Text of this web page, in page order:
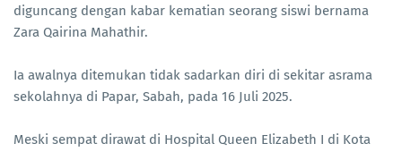
diguncang dengan kabar kematian seorang siswi bernama
Zara Qairina Mahathir.
Ia awalnya ditemukan tidak sadarkan diri di sekitar asrama
sekolahnya di Papar, Sabah, pada 16 Juli 2025.
Meski sempat dirawat di Hospital Queen Elizabeth I di Kota